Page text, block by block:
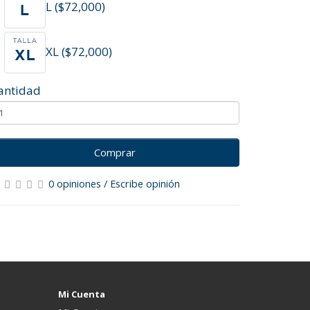
L ($72,000)
XL ($72,000)
Comprar
0 opiniones / Escribe opinión
Mi Cuenta